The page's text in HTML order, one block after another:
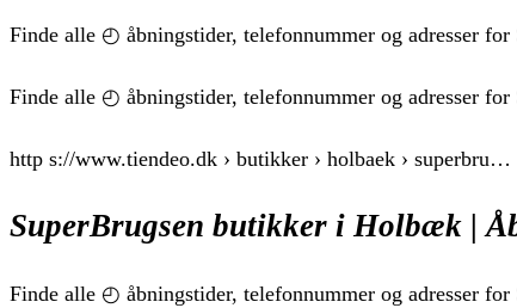
Finde alle ◴ åbningstider, telefonnummer og adresser
Finde alle ◴ åbningstider, telefonnummer og adresser
http s://www.tiendeo.dk › butikker › holbaek › superbru…
SuperBrugsen butikker i Holbæk |
Finde alle ◴ åbningstider, telefonnummer og adresser